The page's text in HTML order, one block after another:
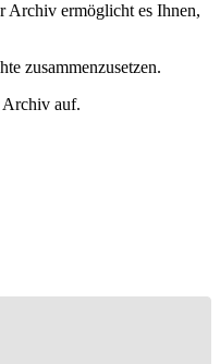
Archiv ermöglicht es Ihnen,
zusammenzusetzen.
Archiv auf.